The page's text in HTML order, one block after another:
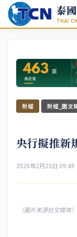
泰
THAI
財經 財經_圖文
央行擬推新
2026年2月25日 09:49
（圖片來源社交媒体）